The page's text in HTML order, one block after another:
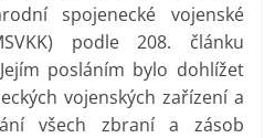
spojenecké vojenské
podle 208. článku
posláním bylo dohlížet
vojenských zařízení a
všech zbraní a zásob